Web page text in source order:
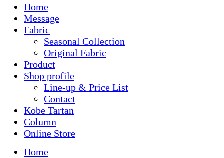
Home
Message
Fabric
Seasonal Collection
Original Fabric
Product
Shop profile
Line-up & Price List
Contact
Kobe Tartan
Column
Online Store
Home